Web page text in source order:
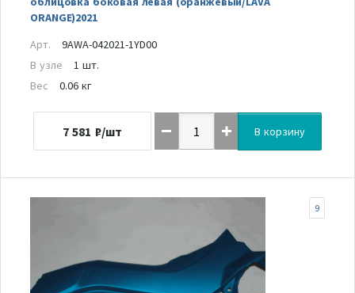
ORANGE)2021
Арт.
9AWA-042021-1YD00
В узле
1 шт.
Вес
0.06 кг
7 581 ₽/шт В корзину
9